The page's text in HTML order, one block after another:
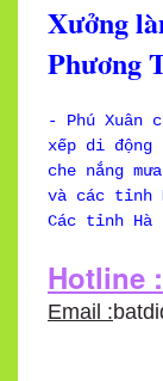
Xưởng
Phương
- Phú Xuân
xếp di động
che nắng
và các tỉnh
Các tỉnh Hà
Hotline :
Email :